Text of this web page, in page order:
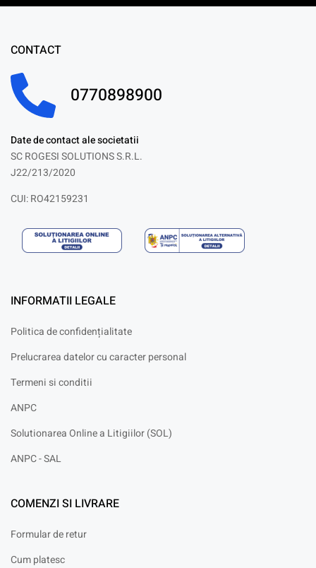
CONTACT
0770898900
Date de contact ale societatii
SC ROGESI SOLUTIONS S.R.L.
J22/213/2020
CUI: RO42159231
INFORMATII LEGALE
Politica de confidențialitate
Prelucrarea datelor cu caracter personal
Termeni si conditii
ANPC
Solutionarea Online a Litigiilor (SOL)
ANPC - SAL
COMENZI SI LIVRARE
Formular de retur
Cum platesc